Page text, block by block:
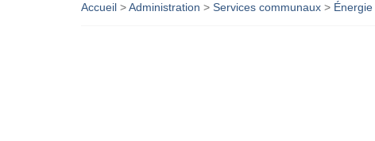
Accueil >Administration > Services communaux > Énergie